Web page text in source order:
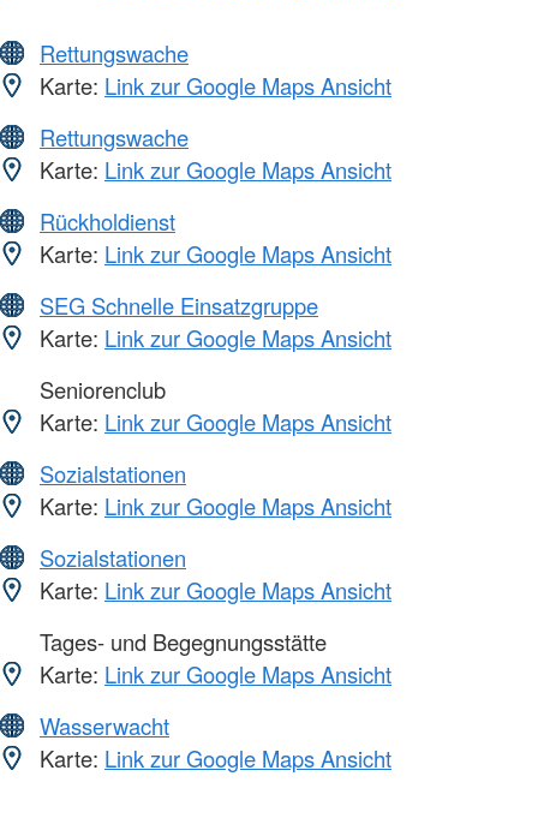
Rettungswache
Karte: Link zur Google Maps Ansicht
Rettungswache
Karte: Link zur Google Maps Ansicht
Rückholdienst
Karte: Link zur Google Maps Ansicht
SEG Schnelle Einsatzgruppe
Karte: Link zur Google Maps Ansicht
Seniorenclub
Karte: Link zur Google Maps Ansicht
Sozialstationen
Karte: Link zur Google Maps Ansicht
Sozialstationen
Karte: Link zur Google Maps Ansicht
Tages- und Begegnungsstätte
Karte: Link zur Google Maps Ansicht
Wasserwacht
Karte: Link zur Google Maps Ansicht